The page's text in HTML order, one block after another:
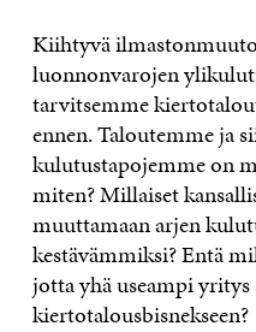
Kiihtyvä
luonnonvarojen
tarvitsemme
ennen. Taloutemme ja
kulutustapojemme on
miten? Millaiset
muuttamaan arjen
kestävämmiksi? Entä
jotta yhä useampi
kiertotalousbisnekseen?